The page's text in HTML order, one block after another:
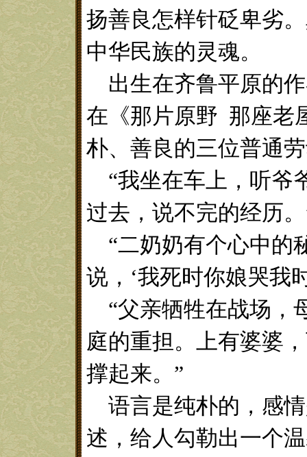
扬善良怎样针砭卑劣
中华民族的灵魂。
出生在齐鲁平原的
在《那片原野 那座老
朴、善良的三位普通
“我坐在车上，听爷
过去，说不完的经历
“二奶奶有个心中的
说，‘我死时你娘哭
“父亲牺牲在战场，
庭的重担。上有婆婆
撑起来。”
语言是纯朴的，感
述，给人勾勒出一个